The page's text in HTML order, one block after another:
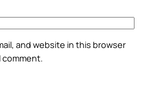
and website in this browser